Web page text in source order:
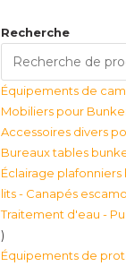
Recherche
Équipements de
Mobiliers pour
Accessoires divers
Bureaux tables
Éclairage plafonniers
lits - Canapés
Traitement d'eau -
3
produits
Équipements de